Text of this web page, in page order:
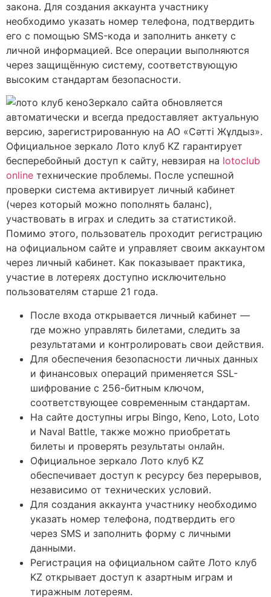
закона. Для создания аккаунта участнику
необходимо указать номер телефона, подтвердить
его с помощью SMS-кода и заполнить анкету с
личной информацией. Все операции выполняются
через защищённую систему, соответствующую
высоким стандартам безопасности.
Зеркало сайта обновляется
автоматически и всегда предоставляет актуальную
версию, зарегистрированную на АО «Сәтті Жұлдыз».
Официальное зеркало Лото клуб KZ гарантирует
бесперебойный доступ к сайту, невзирая на lotoclub
online технические проблемы. После успешной
проверки система активирует личный кабинет
(через который можно пополнять баланс),
участвовать в играх и следить за статистикой.
Помимо этого, пользователь проходит регистрацию
на официальном сайте и управляет своим аккаунтом
через личный кабинет. Как показывает практика,
участие в лотереях доступно исключительно
пользователям старше 21 года.
После входа открывается личный кабинет —
где можно управлять билетами, следить за
результатами и контролировать свои действия.
Для обеспечения безопасности личных данных
и финансовых операций применяется SSL-
шифрование с 256-битным ключом,
соответствующее современным стандартам.
На сайте доступны игры Bingo, Keno, Loto, Loto
и Naval Battle, также можно приобретать
билеты и проверять результаты онлайн.
Официальное зеркало Лото клуб KZ
обеспечивает доступ к ресурсу без перерывов,
независимо от технических условий.
Для создания аккаунта участнику необходимо
указать номер телефона, подтвердить его
через SMS и заполнить форму с личными
данными.
Регистрация на официальном сайте Лото клуб
KZ открывает доступ к азартным играм и
тиражным лотереям.